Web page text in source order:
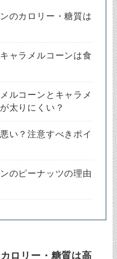
のカロリー・糖質は
ャラメルコーンは食
ルコーンとキャラメ
太りにくい？
い？注意すべきポイ
のピーナッツの理由
ロリー・糖質は高